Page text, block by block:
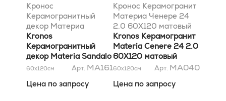
Кронос
Керамогранитный
декор Материа
Сандало Хари 60x120
матовый
Kronos
Керамогранитный
декор Materia Sandalo
Hari 60x120 матовый
60x120см Арт. MA161
Цена по запросу
Кронос Керамогранит
Материа Ченере 24
2.0 60X120 матовый
Kronos Керамогранит
Materia Cenere 24 2.0
60X120 матовый
60x120см Арт. MA040
Цена по запросу